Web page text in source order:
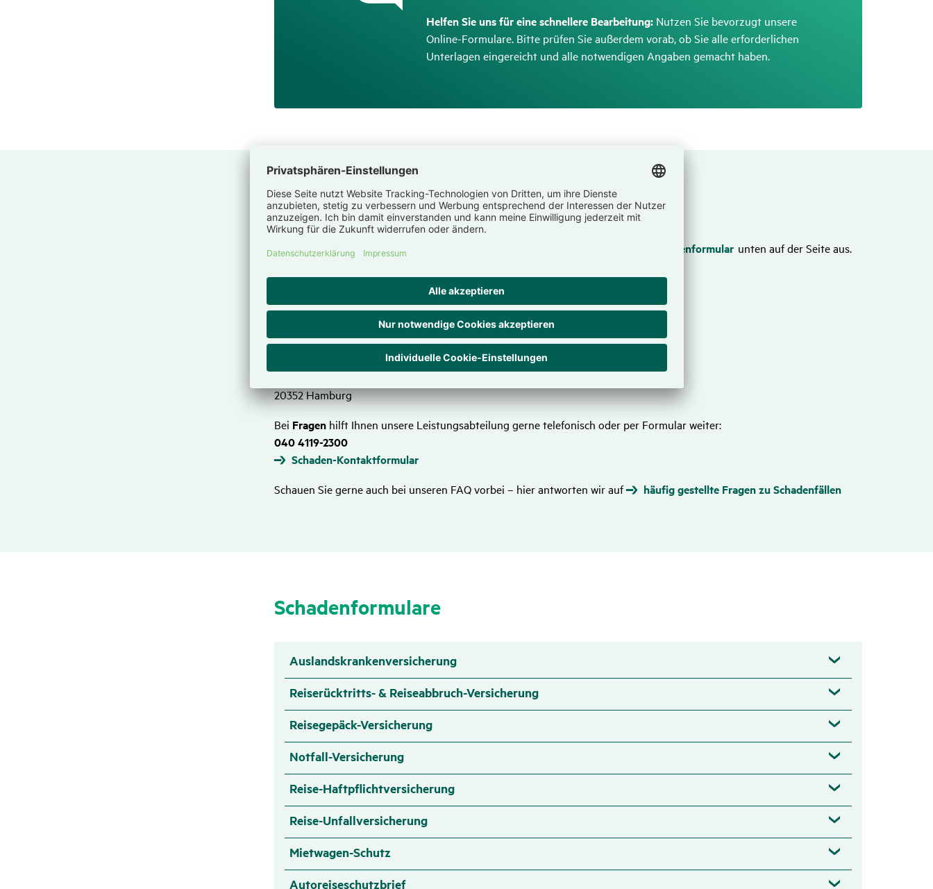
Helfen Sie uns für eine schnellere Bearbeitung:Nutzen Sie bevorzugt unsere
Online-Formulare. Bitte prüfen Sie außerdem vorab, ob Sie alle erforderlichen
Unterlagen eingereicht und alle notwendigen Angaben gemacht haben.
Infor­ma­tionen
Nutzen Sie unser Online-Formular PDF-Schadenformular unten auf der Seite aus.
Ihre ausgefüllte Schadenmeldung senden Sie bitteper E-Mailan:
reiseleistung@hansemerkur.de
Oder schicken Sie Ihre Schadenmeldungper Briefan:
HanseMerkur Reiseversicherung AG
20352 Hamburg
Bei Fragen hilft Ihnen unsere Leistungsabteilung gerne telefonisch oder per Formular weiter:
040 4119-2300
Schaden-Kontaktformular
Schauen Sie gerne auch bei unseren FAQ vorbei – hier antworten wir auf häufig gestellte Fragen zu Schadenfällen
Scha­den­for­mu­lare
Auslandskrankenversicherung
Reiserücktritts- & Reiseabbruch-Versicherung
Reisegepäck-Versicherung
Notfall-Versicherung
Reise-Haftpflichtversicherung
Reise-Unfallversicherung
Mietwagen-Schutz
Autoreiseschutzbrief